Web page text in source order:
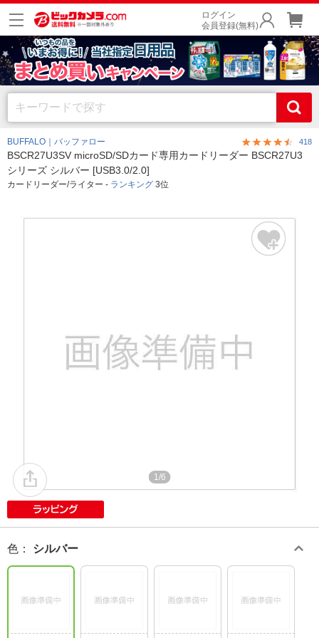
ログイン
会員登録(無料)
BUFFALO｜バッファロー 418
BSCR27U3SV microSD/SDカード専用カードリーダー BSCR27U3
シリーズ シルバー [USB3.0/2.0]
カードリーダー/ライター - ランキング 3位
1/6
色 ： シルバー